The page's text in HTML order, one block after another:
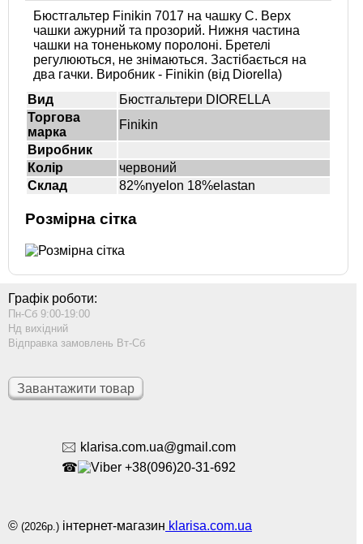
Бюстгальтер Finikin 7017 на чашку C. Верх
чашки ажурний та прозорий. Нижня частина
чашки на тоненькому поролоні. Бретелі
регулюються, не знімаються. Застібається на
два гачки. Виробник - Finikin (від Diorella)
Вид
Бюстгальтери DIORELLA
Торгова
марка
Finikin
Виробник
Колір
червоний
Склад
82%nyelon 18%elastan
Розмірна сітка
Графік роботи:
Пн-Сб 9:00-19:00
Нд вихідний
Відправка замовлень Вт-Сб
Завантажити товар
🖂 klarisa.com.ua@gmail.com
☎
+38(096)20-31-692
© (2026р.) інтернет-магазин klarisa.com.ua